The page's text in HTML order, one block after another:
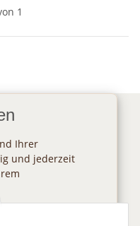
1
Ihrer
und jederzeit